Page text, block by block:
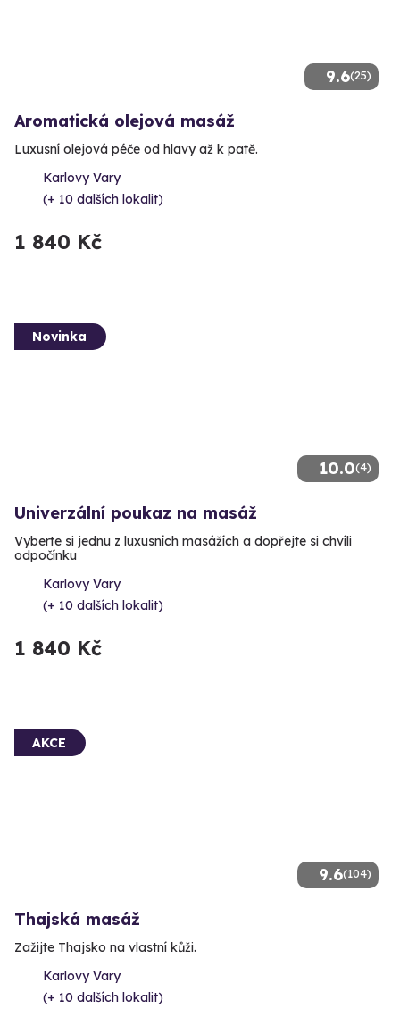
9.6(25)
Aromatická olejová masáž
Luxusní olejová péče od hlavy až k patě.
Karlovy Vary
(+ 10 dalších lokalit)
1 840 Kč
10.0(4)
Novinka
Univerzální poukaz na masáž
Vyberte si jednu z luxusních masážích a dopřejte si chvíli
odpočínku
Karlovy Vary
(+ 10 dalších lokalit)
1 840 Kč
9.6(104)
AKCE
Thajská masáž
Zažijte Thajsko na vlastní kůži.
Karlovy Vary
(+ 10 dalších lokalit)